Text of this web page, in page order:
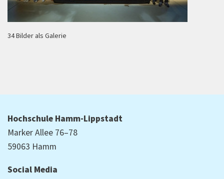
34 Bilder als Galerie
Hochschule Hamm-Lippstadt
Marker Allee 76–78
59063 Hamm
Social Media